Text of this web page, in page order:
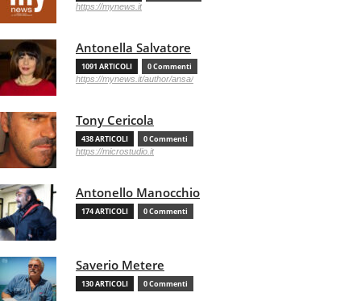
https://mynews.it
Antonella Salvatore
1091 ARTICOLI 0 Commenti
https://mynews.it/author/ansa/
Tony Cericola
438 ARTICOLI 0 Commenti
https://microstudio.it
Antonello Manocchio
174 ARTICOLI 0 Commenti
Saverio Metere
130 ARTICOLI 0 Commenti